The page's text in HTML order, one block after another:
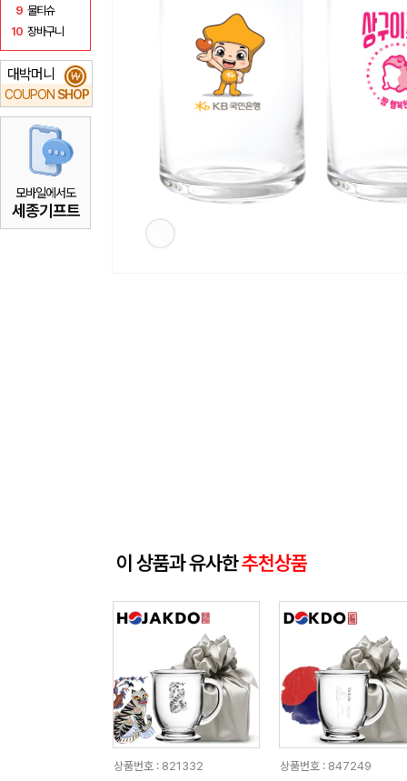
9 물티슈
10 장바구니
대박머니
COUPON SHOP
₩
모바일에서도
세종기프트
이 상품과 유사한추천상품
상품번호 : 821332
상품번호 : 847249